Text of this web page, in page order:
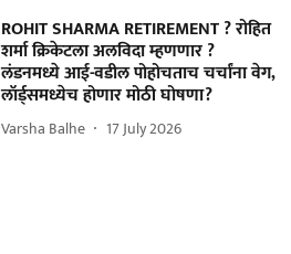
ROHIT SHARMA RETIREMENT ? रोहित
शर्मा क्रिकेटला अलविदा म्हणणार ?
लंडनमध्ये आई-वडील पोहोचताच चर्चांना वेग,
लॉर्ड्समध्येच होणार मोठी घोषणा?
Varsha Balhe 17 July 2026